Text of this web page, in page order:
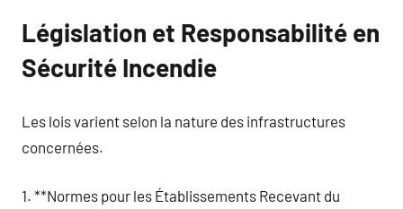
Législation et Responsabilité en
Sécurité Incendie
Les lois varient selon la nature des infrastructures
concernées.
1. **Normes pour les Établissements Recevant du